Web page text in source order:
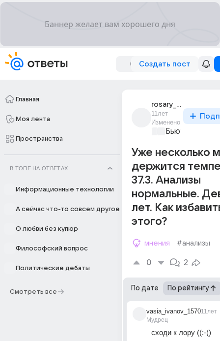
Создать пост
Главная
Моя лента
Пространства
В ТОПЕ НА ОТВЕТАХ
Информационные технологии
А сейчас что-то совсем другое
О любви без купюр
Философский вопрос
Политические дебаты
Смотреть все
rosary_dark
11лет
Изменено
Бьютилэнд
Уже несколько
держится
37.3. Анализы
нормальные.
лет. Как
этого?
мнения #анализы
0 2
По дате По рейтингу
vasia_ivanov_1570
Мудрец
11лет
сходи к лору ((:-()